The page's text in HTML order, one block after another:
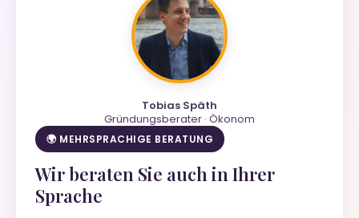
Tobias Späth
Gründungsberater · Ökonom
🌍 MEHRSPRACHIGE BERATUNG
Wir beraten Sie auch in Ihrer
Sprache